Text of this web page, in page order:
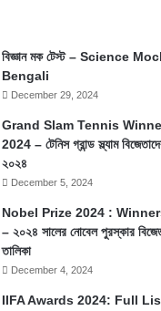
বিজ্ঞান মক টেস্ট – Science
Bengali
December 29, 2024
Grand Slam Tennis
2024 – টেনিস গ্রান্ড স্ল্যাম
২০২৪
December 5, 2024
Nobel Prize 2024 :
– ২০২৪ সালের নোবেল পুরস্কার
তালিকা
December 4, 2024
IIFA Awards 2024: Full